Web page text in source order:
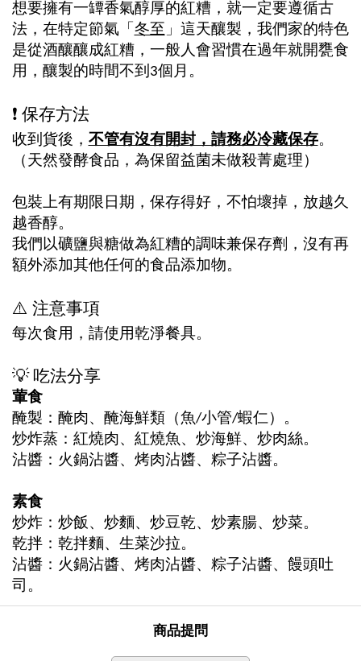
想要擁有一罈香氣醇厚的紅糟，就一定要遵循古
法，在特定節氣「 冬至 」這天釀製，我們家的特色
是從酒釀釀成紅糟，一般人會習慣在過年就開甕食
用，釀製的時間不到3個月。
❗ 保存方法
收到貨後， 不管有沒有開封，請務必冷藏保存。
（天然發酵食品，為保留益菌未做殺菁處理）
包裝上有期限日期，保存得好，不怕壞掉，放越久
越香醇。
我們以礦鹽與糖做為紅糟的調味兼保存劑，沒有再
額外添加其他任何的食品添加物。
⚠ 注意事項
每次食用，請使用乾淨餐具。
💡 吃法分享
葷食
醃製：醃肉、醃海鮮類（魚/小管/蝦仁）。
炒炸蒸：紅燒肉、紅燒魚、炒海鮮、炒肉絲。
沾醬：火鍋沾醬、烤肉沾醬、粽子沾醬。
素食
炒炸：炒飯、炒麵、炒豆乾、炒素腸、炒菜。
乾拌：乾拌麵、生菜沙拉。
沾醬：火鍋沾醬、烤肉沾醬、粽子沾醬、饅頭吐
司。
商品提問